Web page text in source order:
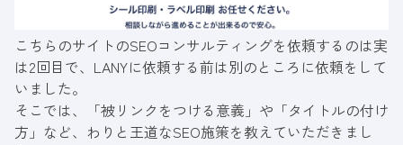
こちらのサイトのSEOコンサルティングを依頼するのは実
は2回目で、LANYに依頼する前は別のところに依頼をして
いました。
そこでは、「被リンクをつける意義」や「タイトルの付け
方」など、わりと王道なSEO施策を教えていただきまし